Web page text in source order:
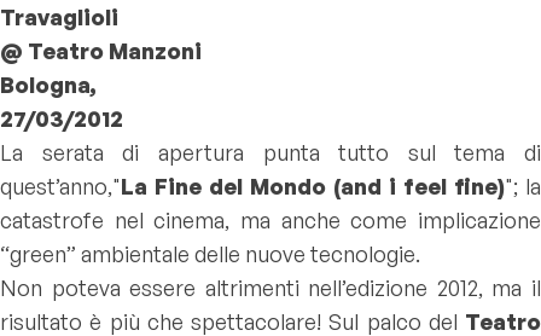
Travaglioli
@ Teatro Manzoni
Bologna,
27/03/2012
La serata di apertura punta tutto sul tema di
quest’anno,"La Fine del Mondo (and i feel fine)"; la
catastrofe nel cinema, ma anche come implicazione
“green” ambientale delle nuove tecnologie.
Non poteva essere altrimenti nell’edizione 2012, ma il
risultato è più che spettacolare! Sul palco del Teatro